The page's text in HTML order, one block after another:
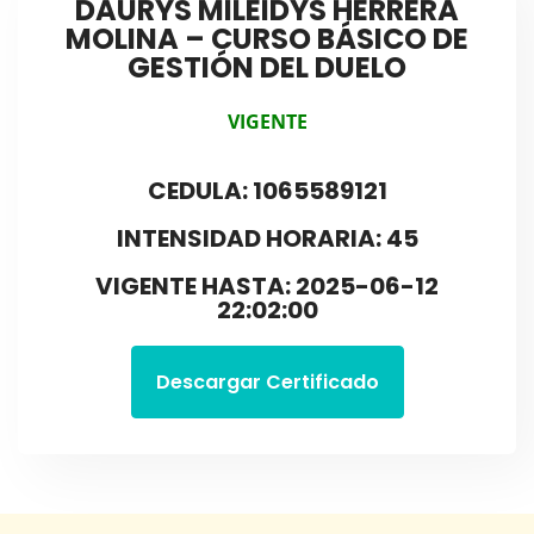
DAURYS MILEIDYS HERRERA
MOLINA – CURSO BÁSICO DE
GESTIÓN DEL DUELO
VIGENTE
CEDULA: 1065589121
INTENSIDAD HORARIA: 45
VIGENTE HASTA: 2025-06-12
22:02:00
Descargar Certificado